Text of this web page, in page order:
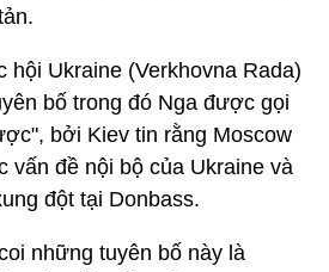
hội Ukraine (Verkhovna Rada)
bố trong đó Nga được gọi
bởi Kiev tin rằng Moscow
vấn đề nội bộ của Ukraine và
đột tại Donbass.
những tuyên bố này là